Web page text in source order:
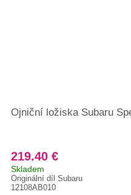
Ojniční ložiska Subaru
219.40 €
Skladem
Originální díl Subaru
12108AB010